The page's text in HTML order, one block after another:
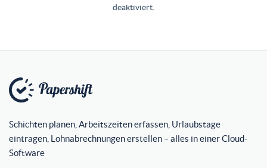
deaktiviert.
Schichten planen, Arbeitszeiten erfassen, Urlaubstage
eintragen, Lohnabrechnungen erstellen – alles in einer Cloud-
Software